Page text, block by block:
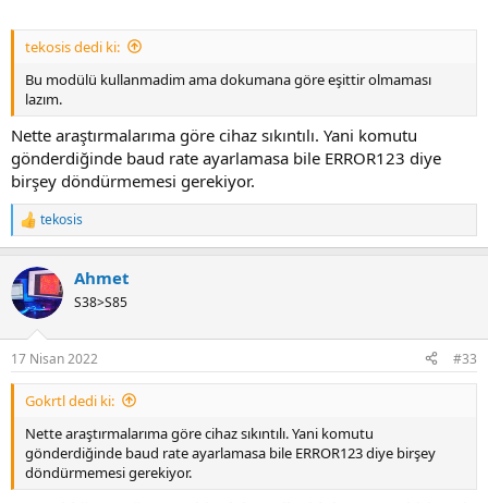
tekosis dedi ki:
Bu modülü kullanmadim ama dokumana göre eşittir olmaması
lazım.
Nette araştırmalarıma göre cihaz sıkıntılı. Yani komutu
gönderdiğinde baud rate ayarlamasa bile ERROR123 diye
birşey döndürmemesi gerekiyor.
R
e
c
t
i
s
:
tekosis
Ahmet
S38>S85
17 Nisan 2022 #33
Gokrtl dedi ki:
Nette araştırmalarıma göre cihaz sıkıntılı. Yani komutu
gönderdiğinde baud rate ayarlamasa bile ERROR123 diye birşey
döndürmemesi gerekiyor.